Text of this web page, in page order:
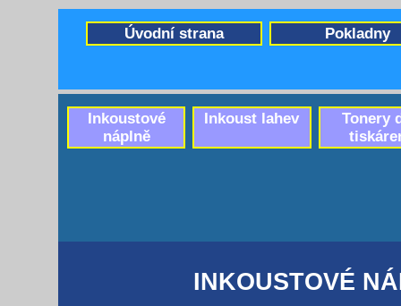
INKOUSTOVÉ
Pokladny
Úvodní strana
Tonery
Inkoust lahev
Inkoustové
náplně